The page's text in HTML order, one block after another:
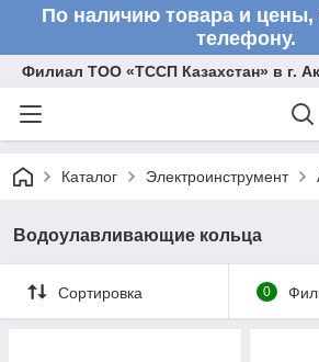
По наличию товара и цены,
телефону.
Филиал ТОО «ТССП Казахстан» в г.
Каталог Электроинструмент
Водоулавливающие кольца
Сортировка 0